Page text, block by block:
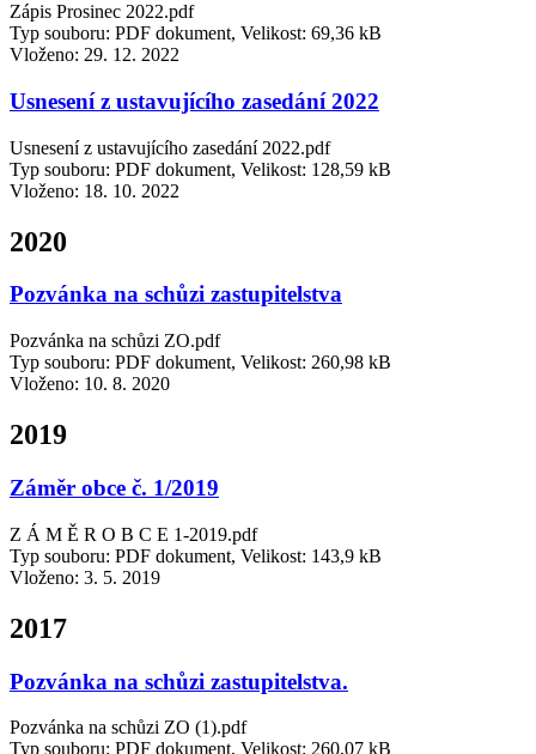
Zápis Prosinec 2022.pdf
Typ souboru: PDF dokument, Velikost: 69,36 kB
Vloženo: 29. 12. 2022
Usnesení z ustavujícího zasedání 2022
Usnesení z ustavujícího zasedání 2022.pdf
Typ souboru: PDF dokument, Velikost: 128,59 kB
Vloženo: 18. 10. 2022
2020
Pozvánka na schůzi zastupitelstva
Pozvánka na schůzi ZO.pdf
Typ souboru: PDF dokument, Velikost: 260,98 kB
Vloženo: 10. 8. 2020
2019
Záměr obce č. 1/2019
Z Á M Ě R O B C E 1-2019.pdf
Typ souboru: PDF dokument, Velikost: 143,9 kB
Vloženo: 3. 5. 2019
2017
Pozvánka na schůzi zastupitelstva.
Pozvánka na schůzi ZO (1).pdf
Typ souboru: PDF dokument, Velikost: 260,07 kB